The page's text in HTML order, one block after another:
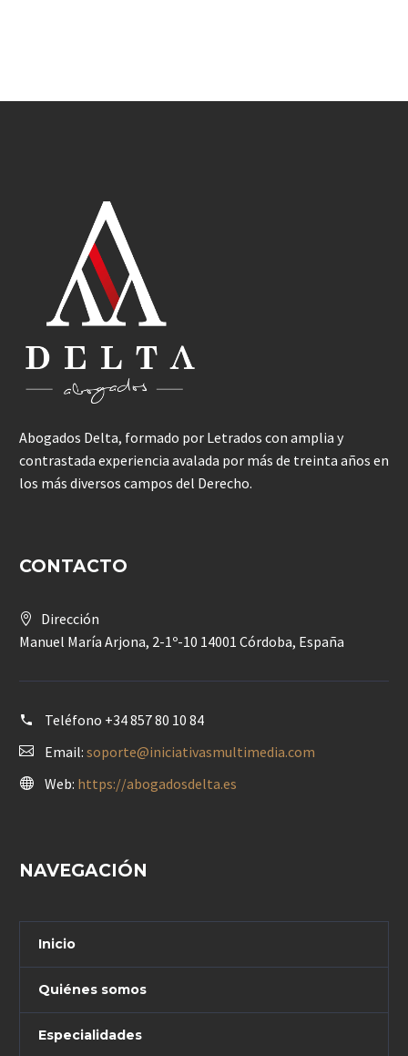
Abogados Delta, formado por Letrados con amplia y
contrastada experiencia avalada por más de treinta años en
los más diversos campos del Derecho.
CONTACTO
Dirección
Manuel María Arjona, 2-1º-10 14001 Córdoba, España
Teléfono +34 857 80 10 84
Email: soporte@iniciativasmultimedia.com
Web: https://abogadosdelta.es
NAVEGACIÓN
Inicio
Quiénes somos
Especialidades